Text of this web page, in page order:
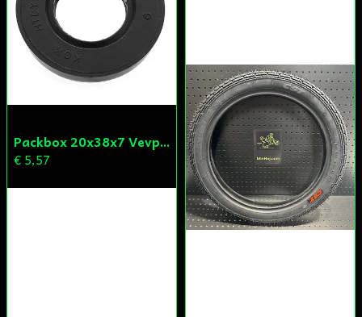
Packbox 20x38x7 Vevparti Derbi (original)
€ 5,57